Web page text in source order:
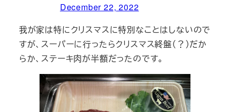
December 22, 2022
我が家は特にクリスマスに特別なことはしないので
すが、スーパーに行ったらクリスマス終盤（？）だか
らか、ステーキ肉が半額だったのです。